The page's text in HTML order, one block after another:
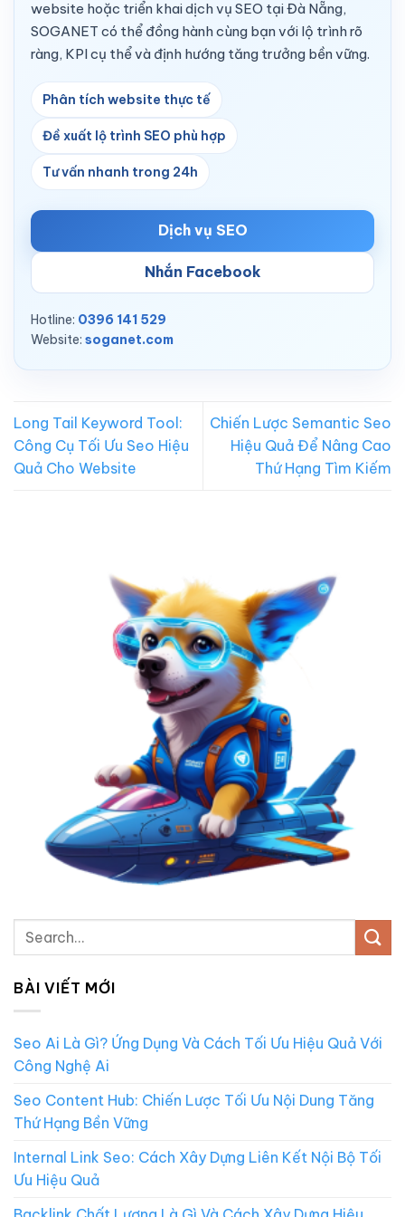
website hoặc triển khai dịch vụ SEO tại Đà Nẵng,
SOGANET có thể đồng hành cùng bạn với lộ trình rõ
ràng, KPI cụ thể và định hướng tăng trưởng bền vững.
Phân tích website thực tế
Đề xuất lộ trình SEO phù hợp
Tư vấn nhanh trong 24h
Dịch vụ SEO
Nhắn Facebook
Hotline: 0396 141 529
Website: soganet.com
Long Tail Keyword Tool:
Công Cụ Tối Ưu Seo Hiệu
Quả Cho Website
Chiến Lược Semantic Seo
Hiệu Quả Để Nâng Cao
Thứ Hạng Tìm Kiếm
BÀI VIẾT MỚI
Seo Ai Là Gì? Ứng Dụng Và Cách Tối Ưu Hiệu Quả Với
Công Nghệ Ai
Seo Content Hub: Chiến Lược Tối Ưu Nội Dung Tăng
Thứ Hạng Bền Vững
Internal Link Seo: Cách Xây Dựng Liên Kết Nội Bộ Tối
Ưu Hiệu Quả